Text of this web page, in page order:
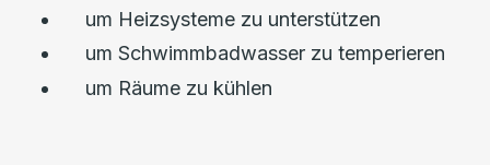
um Heizsysteme zu unterstützen
um Schwimmbadwasser zu temperieren
um Räume zu kühlen